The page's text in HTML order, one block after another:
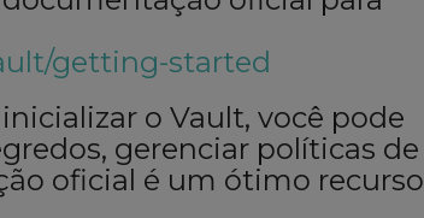
getting-started
o Vault, você pode
gerenciar políticas de
oficial é um ótimo recurso